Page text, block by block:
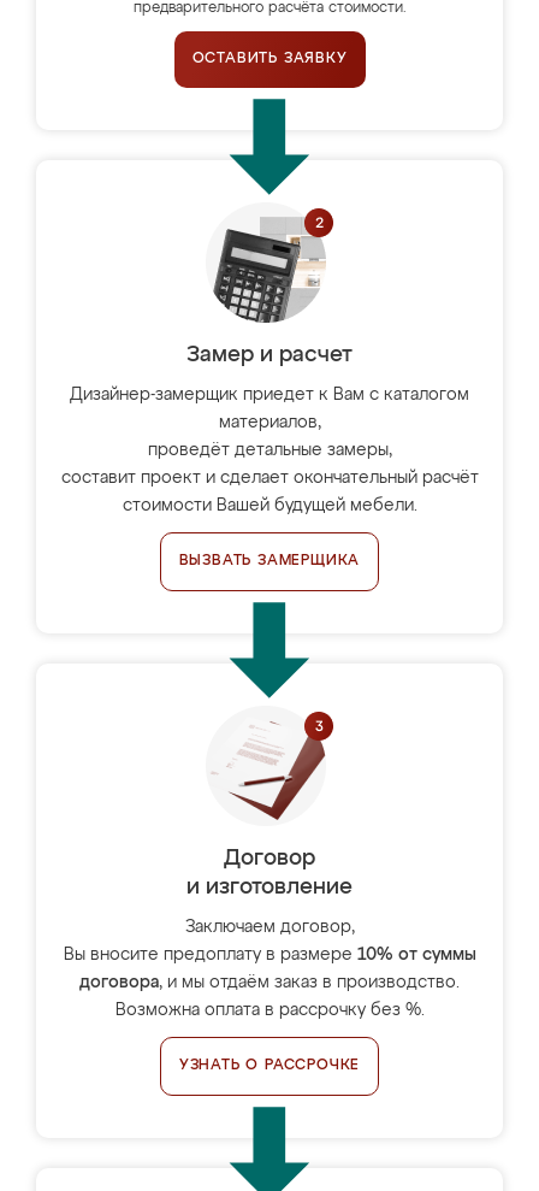
предварительного расчёта стоимости.
ОСТАВИТЬ ЗАЯВКУ
Замер и расчет
Дизайнер-замерщик приедет к Вам с каталогом
материалов,
проведёт детальные замеры,
составит проект и сделает окончательный расчёт
стоимости Вашей будущей мебели.
ВЫЗВАТЬ ЗАМЕРЩИКА
Договор
и изготовление
Заключаем договор,
Вы вносите предоплату в размере 10% от суммы
договора, и мы отдаём заказ в производство.
Возможна оплата в рассрочку без %.
УЗНАТЬ О РАССРОЧКЕ